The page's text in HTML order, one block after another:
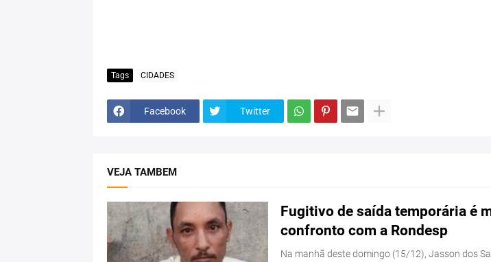
Tags CIDADES
Facebook Twitter
VEJA TAMBEM
Fugitivo de saída temporária é
confronto com a Rondesp
Na manhã deste domingo (15/12), Jasson dos